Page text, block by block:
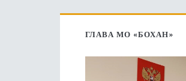
Основная
боковая
ГЛАВА МО «БОХАН»